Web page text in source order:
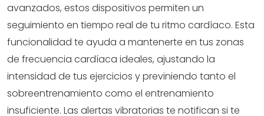
avanzados, estos dispositivos permiten un
seguimiento en tiempo real de tu ritmo cardíaco. Esta
funcionalidad te ayuda a mantenerte en tus zonas
de frecuencia cardíaca ideales, ajustando la
intensidad de tus ejercicios y previniendo tanto el
sobreentrenamiento como el entrenamiento
insuficiente. Las alertas vibratorias te notifican si te